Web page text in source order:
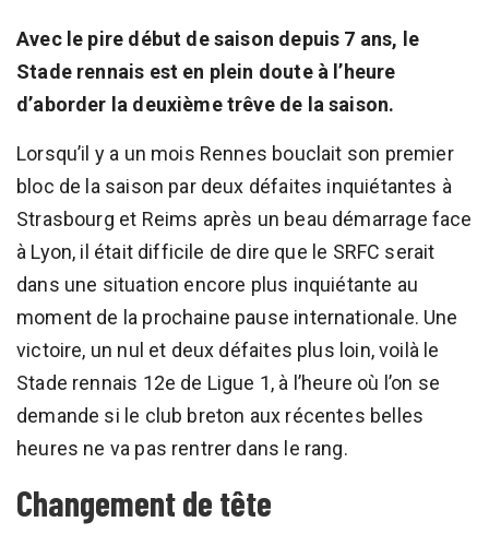
Avec le pire début de saison depuis 7 ans, le
Stade rennais est en plein doute à l’heure
d’aborder la deuxième trêve de la saison.
Lorsqu’il y a un mois Rennes bouclait son premier
bloc de la saison par deux défaites inquiétantes à
Strasbourg et Reims après un beau démarrage face
à Lyon, il était difficile de dire que le SRFC serait
dans une situation encore plus inquiétante au
moment de la prochaine pause internationale. Une
victoire, un nul et deux défaites plus loin, voilà le
Stade rennais 12e de Ligue 1, à l’heure où l’on se
demande si le club breton aux récentes belles
heures ne va pas rentrer dans le rang.
Changement de tête